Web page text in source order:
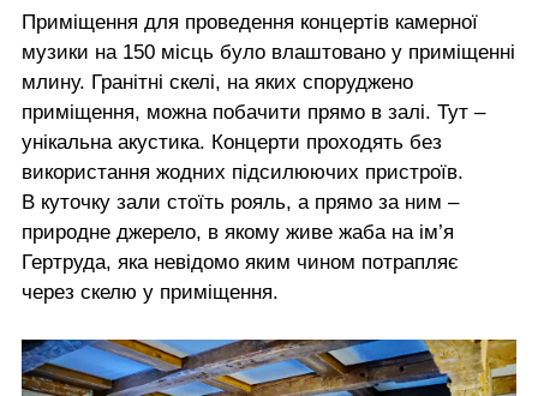
Приміщення для проведення концертів камерної
музики на 150 місць було влаштовано у приміщенні
млину. Гранітні скелі, на яких споруджено
приміщення, можна побачити прямо в залі. Тут –
унікальна акустика. Концерти проходять без
використання жодних підсилюючих пристроїв.
В куточку зали стоїть рояль, а прямо за ним –
природне джерело, в якому живе жаба на ім’я
Гертруда, яка невідомо яким чином потрапляє
через скелю у приміщення.